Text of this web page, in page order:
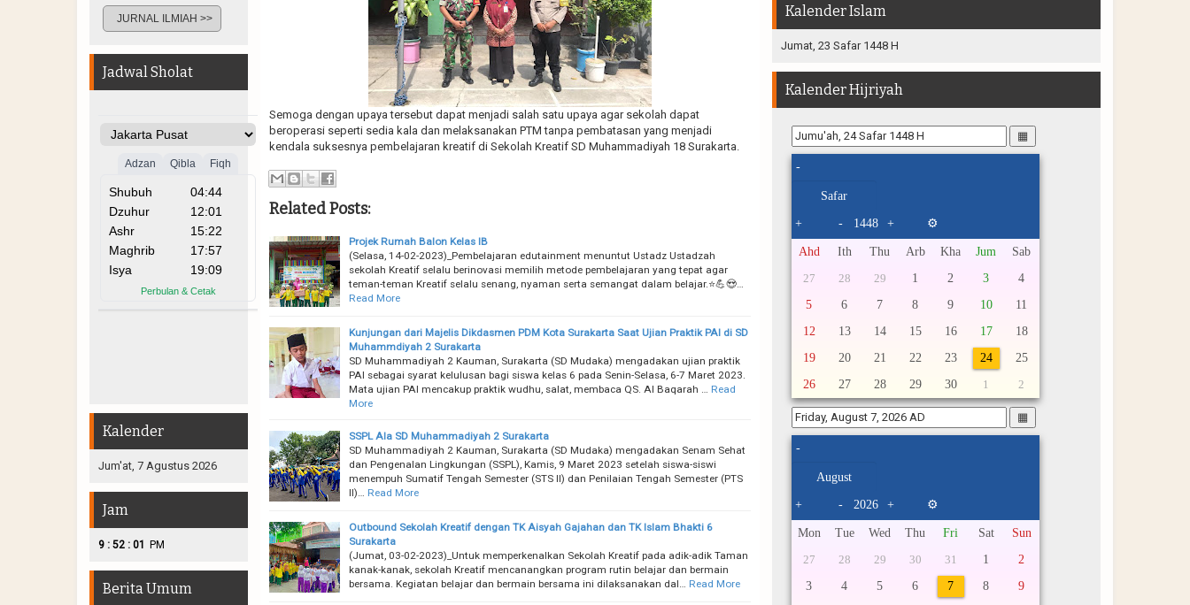
Semoga dengan upaya tersebut dapat menjadi salah satu upaya agar sekolah dapat
beroperasi seperti sedia kala dan melaksanakan PTM tanpa pembatasan yang menjadi
kendala suksesnya pembelajaran kreatif di Sekolah Kreatif SD Muhammadiyah 18 Surakarta.
Related Posts:
Projek Rumah Balon Kelas IB
(Selasa, 14-02-2023)_Pembelajaran edutainment menuntut Ustadz Ustadzah
sekolah Kreatif selalu berinovasi memilih metode pembelajaran yang tepat agar
teman-teman Kreatif selalu senang, nyaman serta semangat dalam belajar.⭐💪😍…
Read More
Kunjungan dari Majelis Dikdasmen PDM Kota Surakarta Saat Ujian Praktik PAI di SD
Muhammdiyah 2 Surakarta
SD Muhammadiyah 2 Kauman, Surakarta (SD Mudaka) mengadakan ujian praktik
PAI sebagai syarat kelulusan bagi siswa kelas 6 pada Senin-Selasa, 6-7 Maret 2023.
Mata ujian PAI mencakup praktik wudhu, salat, membaca QS. Al Baqarah …
Read
More
SSPL Ala SD Muhammadiyah 2 Surakarta
SD Muhammadiyah 2 Kauman, Surakarta (SD Mudaka) mengadakan Senam Sehat
dan Pengenalan Lingkungan (SSPL), Kamis, 9 Maret 2023 setelah siswa-siswi
menempuh Sumatif Tengah Semester (STS II) dan Penilaian Tengah Semester (PTS
II)…
Read More
Outbound Sekolah Kreatif dengan TK Aisyah Gajahan dan TK Islam Bhakti 6
Surakarta
(Jumat, 03-02-2023)_Untuk memperkenalkan Sekolah Kreatif pada adik-adik Taman
kanak-kanak, sekolah Kreatif mencanangkan program rutin belajar dan bermain
bersama. Kegiatan belajar dan bermain bersama ini dilaksanakan dal…
Read More
JURNAL ILMIAH >>
Jadwal Sholat
Kalender
Jum'at, 7 Agustus 2026
Jam
9 : 52 : 03 PM
Berita Umum
Kalender Islam
Jumat, 23 Safar 1448 H
Kalender Hijriyah
▦
-
+ - + ⚙
Ahd Ith Thu Arb Kha Jum Sab
27 28 29 1 2 3
4
5
6 7 8 9 10
11
12
13 14 15 16 17
18
19
20 21 22 23 24
25
26
27 28 29 30 1 2
▦
-
+ - + ⚙
Mon Tue Wed Thu Fri Sat Sun
27 28 29 30 31 1
2
3
4 5 6 7 8
9